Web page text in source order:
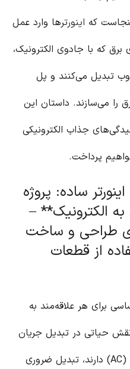
که اینورترها وارد عمل
که با جادوی الکترونیک،
تبدیل می‌کنند و پل
را می‌سازند. داستان این
جذاب الکترونیکی
پرداخت.
ساده: پروژه
الکترونیک** –
طراحی و ساخت
از قطعات
برای هر علاقه‌مند به
حیاتی در تبدیل جریان
مستقیم (DC) به جریان متناوب (AC) دارند، تبدیل ضروری